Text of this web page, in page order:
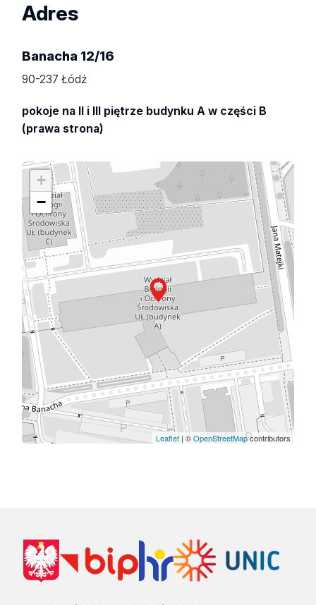
Adres
Banacha 12/16
90-237 Łódź
pokoje na II i III piętrze budynku A w części B
(prawa strona)
+
−
Leaflet| ©OpenStreetMapcontributors